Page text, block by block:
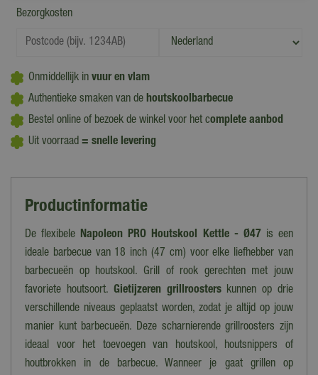
Bezorgkosten
Onmiddellijk in vuur en vlam
Authentieke smaken van de houtskoolbarbecue
Bestel online of bezoek de winkel voor het complete aanbod
Uit voorraad = snelle levering
Productinformatie
De flexibele Napoleon PRO Houtskool Kettle - Ø47 is een
ideale barbecue van 18 inch (47 cm) voor elke liefhebber van
barbecueën op houtskool. Grill of rook gerechten met jouw
favoriete houtsoort. Gietijzeren grillroosterskunnen op drie
verschillende niveaus geplaatst worden, zodat je altijd op jouw
manier kunt barbecueën. Deze scharnierende grillroosters zijn
ideaal voor het toevoegen van houtskool, houtsnippers of
houtbrokken in de barbecue. Wanneer je gaat grillen op